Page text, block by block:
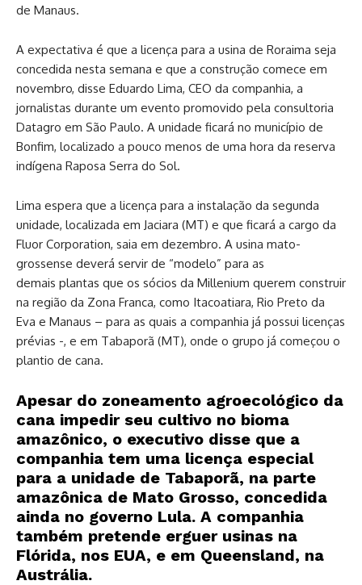
de Manaus.
A expectativa é que a licença para a usina de Roraima seja
concedida nesta semana e que a construção comece em
novembro, disse Eduardo Lima, CEO da companhia, a
jornalistas durante um evento promovido pela consultoria
Datagro em São Paulo. A unidade ficará no município de
Bonfim, localizado a pouco menos de uma hora da reserva
indígena Raposa Serra do Sol.
Lima espera que a licença para a instalação da segunda
unidade, localizada em Jaciara (MT) e que ficará a cargo da
Fluor Corporation, saia em dezembro. A usina mato-
grossense deverá servir de “modelo” para as
demais plantas que os sócios da Millenium querem construir
na região da Zona Franca, como Itacoatiara, Rio Preto da
Eva e Manaus – para as quais a companhia já possui licenças
prévias -, e em Tabaporã (MT), onde o grupo já começou o
plantio de cana.
Apesar do zoneamento agroecológico da
cana impedir seu cultivo no bioma
amazônico, o executivo disse que a
companhia tem uma licença especial
para a unidade de Tabaporã, na parte
amazônica de Mato Grosso, concedida
ainda no governo Lula. A companhia
também pretende erguer usinas na
Flórida, nos EUA, e em Queensland, na
Austrália.